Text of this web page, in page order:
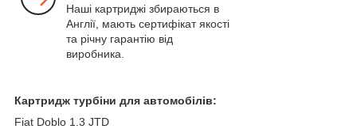
Наші картриджі збираються в
Англії, мають сертифікат якості
та річну гарантію від
виробника.
Картридж турбіни для автомобілів:
Fiat Doblo 1.3 JTD